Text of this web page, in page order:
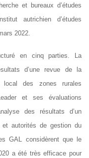
et bureaux d’études
autrichien d’études
2022.
en cinq parties. La
d’une revue de la
local des zones rurales
et ses évaluations
des résultats d’un
et autorités de gestion du
GAL considèrent que le
a été très efficace pour